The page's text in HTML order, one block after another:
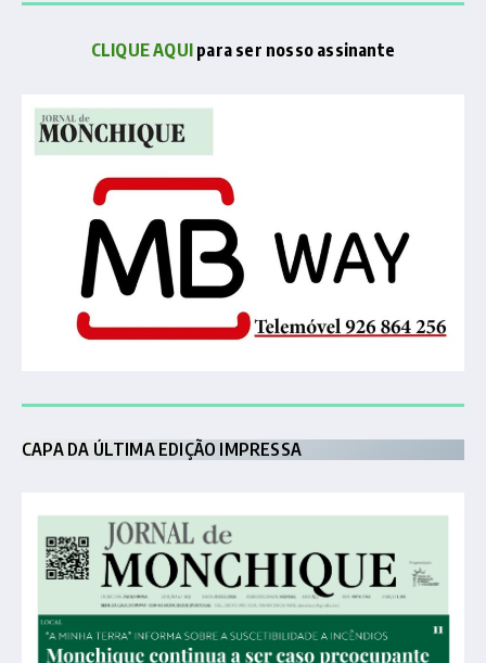
CLIQUE AQUI para ser nosso assinante
CAPA DA ÚLTIMA EDIÇÃO IMPRESSA